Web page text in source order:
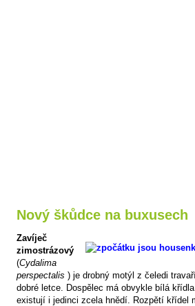
Nový škůdce na buxusech
Zavíječ
zimostrázový
(Cydalima
perspectalis ) je drobný motýl z čeledi
dobré letce. Dospělec má obvykle bílá
existují i jedinci zcela hnědí. Rozpětí křídel